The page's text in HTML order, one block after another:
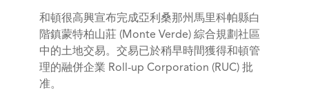
和頓很高興宣布完成亞利桑那州馬里科帕縣白
階鎮蒙特柏山莊 (Monte Verde) 綜合規劃社區
中的土地交易。交易已於稍早時間獲得和頓管
理的融併企業 Roll-up Corporation (RUC) 批
准。